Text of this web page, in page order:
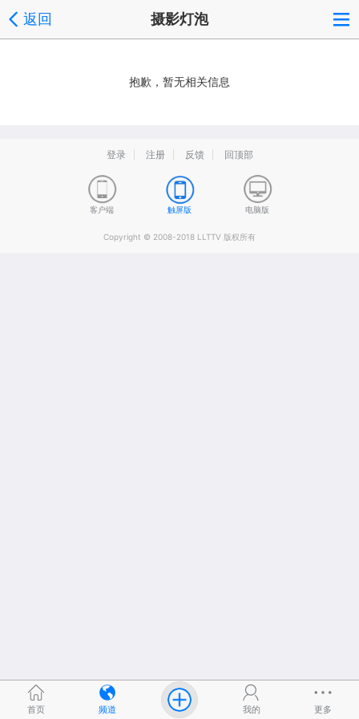
返回 摄影灯泡
抱歉，暂无相关信息
登录 注册 反馈 回顶部
客户端 触屏版 电脑版
Copyright © 2008-2018 LLTTV 版权所有
首页 频道 我的 更多